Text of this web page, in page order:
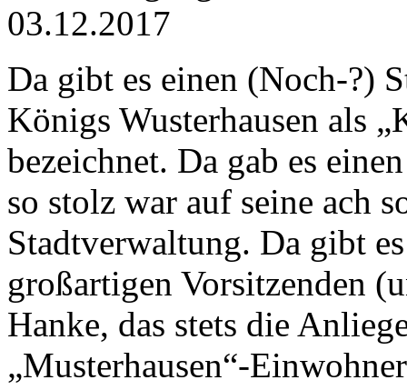
03.12.2017
Da gibt es einen (Noch-?)
Königs Wusterhausen als
bezeichnet. Da gab es
so stolz war auf seine ach
Stadtverwaltung. Da gibt
großartigen Vorsitzenden
Hanke, das stets die
„Musterhausen“-